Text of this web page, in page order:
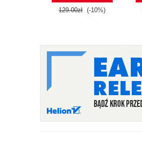
129.00zł (-10%)